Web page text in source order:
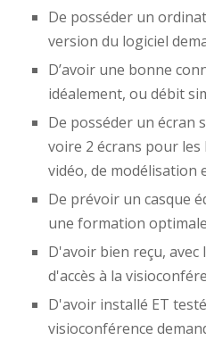
De posséder un
version du logiciel
D’avoir une bonne
idéalement, ou débit
De posséder un écran
voire 2 écrans pour
vidéo, de modélisation
De prévoir un casque
une formation
D'avoir bien reçu, avec
d'accès à la
D'avoir installé ET
visioconférence